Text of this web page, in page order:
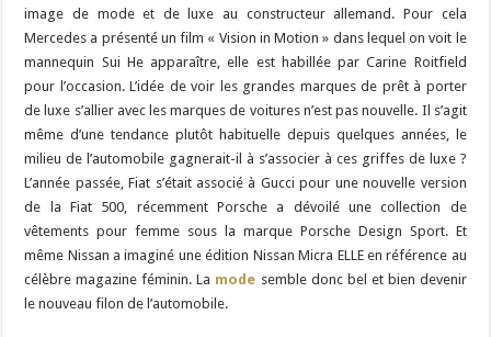
image de mode et de luxe au constructeur allemand. Pour cela
Mercedes a présenté un film « Vision in Motion » dans lequel on voit le
mannequin Sui He apparaître, elle est habillée par Carine Roitfield
pour l’occasion. L’idée de voir les grandes marques de prêt à porter
de luxe s’allier avec les marques de voitures n’est pas nouvelle. Il s’agit
même d’une tendance plutôt habituelle depuis quelques années, le
milieu de l’automobile gagnerait-il à s’associer à ces griffes de luxe ?
L’année passée, Fiat s’était associé à Gucci pour une nouvelle version
de la Fiat 500, récemment Porsche a dévoilé une collection de
vêtements pour femme sous la marque Porsche Design Sport. Et
même Nissan a imaginé une édition Nissan Micra ELLE en référence au
célèbre magazine féminin. La mode semble donc bel et bien devenir
le nouveau filon de l’automobile.